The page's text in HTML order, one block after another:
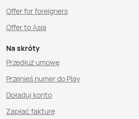
Offer for foreigners
Offer to Asia
Na skróty
Przedłuż umowę
Przenieś numer do Play
Doładuj konto
Zapłać fakturę